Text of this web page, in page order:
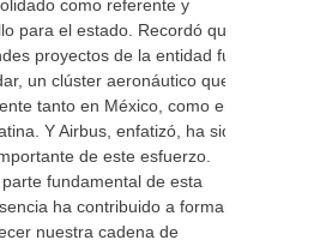
como referente y
para el estado. Recordó que
proyectos de la entidad fue
un clúster aeronáutico que
tanto en México, como en
Y Airbus, enfatizó, ha sido
de este esfuerzo.
fundamental de esta
ha contribuido a formar
nuestra cadena de